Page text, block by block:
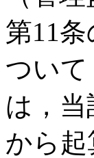
第11
つい
は，
から